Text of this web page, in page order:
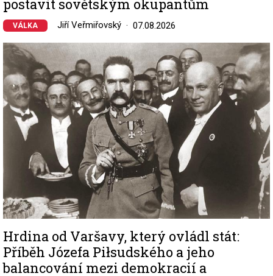
postavit sovětským okupantům
VÁLKA Jiří Veřmiřovský 07.08.2026
Image
Hrdina od Varšavy, který ovládl stát:
Příběh Józefa Piłsudského a jeho
balancování mezi demokracií a